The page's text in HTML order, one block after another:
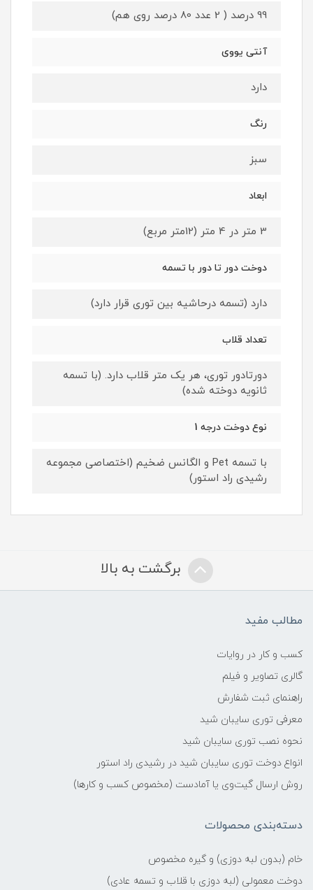
99 درصد ( 2 عدد 80 درصد روی هم)
آنتی یووی
دارد
رنگ
سبز
ابعاد
3 متر در 4 متر (12متر مربع)
دوخت دور تا دور با تسمه
دارد (تسمه درحاشیه بین توری قرار دارد)
تعداد قلاب
دورتادور توری، هر یک متر قلاب دارد. (با تسمه
ثانویه دوخته شده)
نوع دوخت درجه 1
با تسمه Pet و الگانس ضخیم (اختصاصی مجموعه
رشیدی راد استور)
برگشت به بالا
مطالب مفید
کسب و کار در روایات
گالری تصاویر و فیلم
راهنمای ثبت شفارش
معرفی توری سایبان شید
نحوه نصب توری سایبان شید
انواع دوخت توری سایبان شید در رشیدی راد استور
روش ارسال گیت‌وی یا آمادست (مخصوص کسب و کارها)
دسته‌بندی محصولات
خام (بدون لبه دوزی) و گیره مخصوص
دوخت معمولی (لبه دوزی با قلاب و تسمه عادی)